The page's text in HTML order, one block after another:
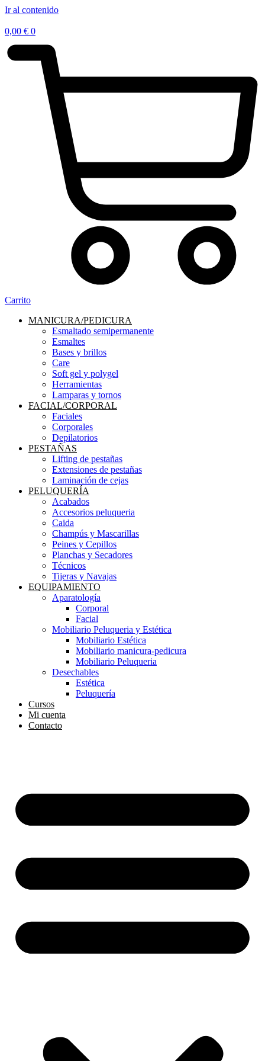
Ir al contenido
0,00 € 0
Carrito
MANICURA/PEDICURA
Esmaltado semipermanente
Esmaltes
Bases y brillos
Care
Soft gel y polygel
Herramientas
Lamparas y tornos
FACIAL/CORPORAL
Faciales
Corporales
Depilatorios
PESTAÑAS
Lifting de pestañas
Extensiones de pestañas
Laminación de cejas
PELUQUERÍA
Acabados
Accesorios peluqueria
Caida
Champús y Mascarillas
Peines y Cepillos
Planchas y Secadores
Técnicos
Tijeras y Navajas
EQUIPAMIENTO
Aparatología
Corporal
Facial
Mobiliario Peluqueria y Estética
Mobiliario Estética
Mobiliario manicura-pedicura
Mobiliario Peluqueria
Desechables
Estética
Peluquería
Cursos
Mi cuenta
Contacto